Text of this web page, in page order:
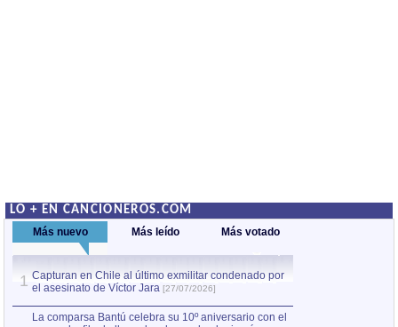
LO + EN CANCIONEROS.COM
Más nuevo Más leído Más votado
1 Capturan en Chile al último exmilitar condenado por
el asesinato de Víctor Jara [27/07/2026]
La comparsa Bantú celebra su 10º aniversario con el